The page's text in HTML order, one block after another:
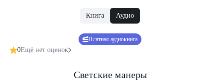
Книга Аудио
Платная аудиокнига
0Ещё нет оценок
Светские манеры